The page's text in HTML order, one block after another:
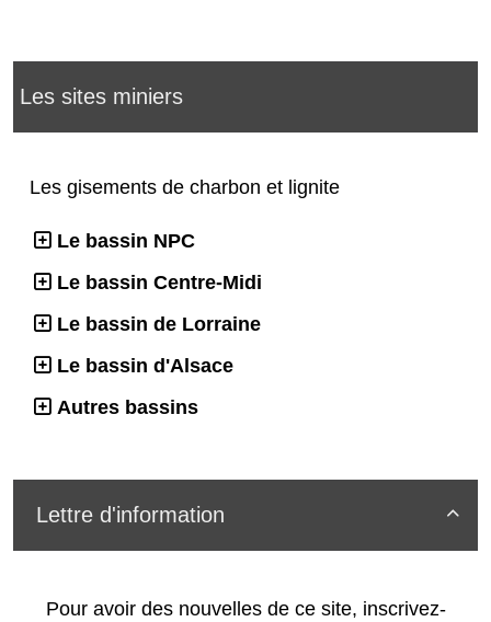
Les sites miniers
Les gisements de charbon et lignite
Le bassin NPC
Le bassin Centre-Midi
Le bassin de Lorraine
Le bassin d'Alsace
Autres bassins

Lettre d'information
Pour avoir des nouvelles de ce site, inscrivez-